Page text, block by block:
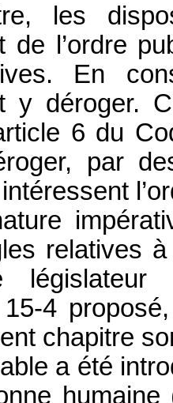
les
de l’ordre
En
y déroger.
6 du
par
relatives à
législateur
15‑4
chapitre
a été